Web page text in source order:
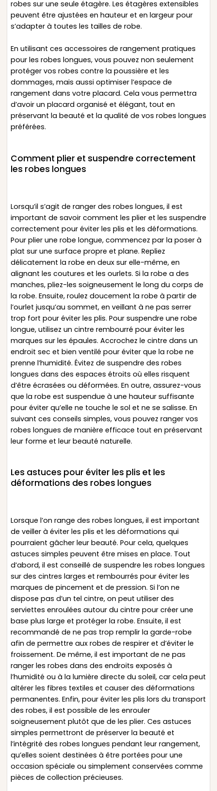
robes sur une seule étagère. Les étagères extensibles
peuvent être ajustées en hauteur et en largeur pour
s’adapter à toutes les tailles de robe.
En utilisant ces accessoires de rangement pratiques
pour les robes longues, vous pouvez non seulement
protéger vos robes contre la poussière et les
dommages, mais aussi optimiser l’espace de
rangement dans votre placard. Cela vous permettra
d’avoir un placard organisé et élégant, tout en
préservant la beauté et la qualité de vos robes longues
préférées.
Comment plier et suspendre correctement
les robes longues
Lorsqu’il s’agit de ranger des robes longues, il est
important de savoir comment les plier et les suspendre
correctement pour éviter les plis et les déformations.
Pour plier une robe longue, commencez par la poser à
plat sur une surface propre et plane. Repliez
délicatement la robe en deux sur elle-même, en
alignant les coutures et les ourlets. Si la robe a des
manches, pliez-les soigneusement le long du corps de
la robe. Ensuite, roulez doucement la robe à partir de
l’ourlet jusqu’au sommet, en veillant à ne pas serrer
trop fort pour éviter les plis. Pour suspendre une robe
longue, utilisez un cintre rembourré pour éviter les
marques sur les épaules. Accrochez le cintre dans un
endroit sec et bien ventilé pour éviter que la robe ne
prenne l’humidité. Évitez de suspendre des robes
longues dans des espaces étroits où elles risquent
d’être écrasées ou déformées. En outre, assurez-vous
que la robe est suspendue à une hauteur suffisante
pour éviter qu’elle ne touche le sol et ne se salisse. En
suivant ces conseils simples, vous pouvez ranger vos
robes longues de manière efficace tout en préservant
leur forme et leur beauté naturelle.
Les astuces pour éviter les plis et les
déformations des robes longues
Lorsque l’on range des robes longues, il est important
de veiller à éviter les plis et les déformations qui
pourraient gâcher leur beauté. Pour cela, quelques
astuces simples peuvent être mises en place. Tout
d’abord, il est conseillé de suspendre les robes longues
sur des cintres larges et rembourrés pour éviter les
marques de pincement et de pression. Si l’on ne
dispose pas d’un tel cintre, on peut utiliser des
serviettes enroulées autour du cintre pour créer une
base plus large et protéger la robe. Ensuite, il est
recommandé de ne pas trop remplir la garde-robe
afin de permettre aux robes de respirer et d’éviter le
froissement. De même, il est important de ne pas
ranger les robes dans des endroits exposés à
l’humidité ou à la lumière directe du soleil, car cela peut
altérer les fibres textiles et causer des déformations
permanentes. Enfin, pour éviter les plis lors du transport
des robes, il est possible de les enrouler
soigneusement plutôt que de les plier. Ces astuces
simples permettront de préserver la beauté et
l’intégrité des robes longues pendant leur rangement,
qu’elles soient destinées à être portées pour une
occasion spéciale ou simplement conservées comme
pièces de collection précieuses.